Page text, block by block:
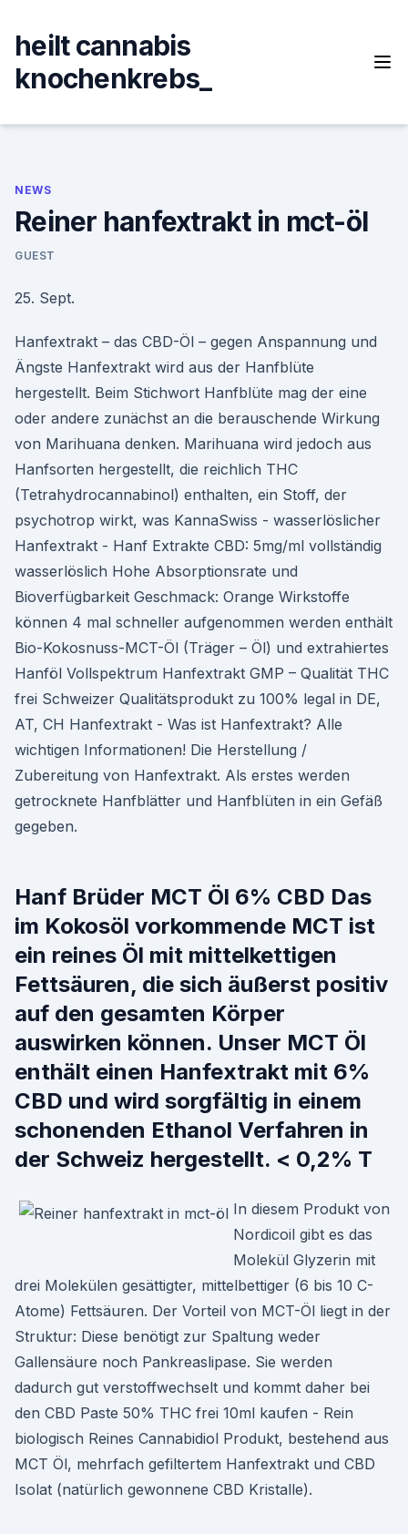
content
heilt cannabis
knochenkrebs_
NEWS
Reiner hanfextrakt in mct-öl
GUEST
25. Sept.
Hanfextrakt – das CBD-Öl – gegen Anspannung und
Ängste Hanfextrakt wird aus der Hanfblüte
hergestellt. Beim Stichwort Hanfblüte mag der eine
oder andere zunächst an die berauschende Wirkung
von Marihuana denken. Marihuana wird jedoch aus
Hanfsorten hergestellt, die reichlich THC
(Tetrahydrocannabinol) enthalten, ein Stoff, der
psychotrop wirkt, was KannaSwiss - wasserlöslicher
Hanfextrakt - Hanf Extrakte CBD: 5mg/ml vollständig
wasserlöslich Hohe Absorptionsrate und
Bioverfügbarkeit Geschmack: Orange Wirkstoffe
können 4 mal schneller aufgenommen werden enthält
Bio-Kokosnuss-MCT-Öl (Träger – Öl) und extrahiertes
Hanföl Vollspektrum Hanfextrakt GMP – Qualität THC
frei Schweizer Qualitätsprodukt zu 100% legal in DE,
AT, CH Hanfextrakt - Was ist Hanfextrakt? Alle
wichtigen Informationen! Die Herstellung /
Zubereitung von Hanfextrakt. Als erstes werden
getrocknete Hanfblätter und Hanfblüten in ein Gefäß
gegeben.
Hanf Brüder MCT Öl 6% CBD Das
im Kokosöl vorkommende MCT ist
ein reines Öl mit mittelkettigen
Fettsäuren, die sich äußerst positiv
auf den gesamten Körper
auswirken können. Unser MCT Öl
enthält einen Hanfextrakt mit 6%
CBD und wird sorgfältig in einem
schonenden Ethanol Verfahren in
der Schweiz hergestellt. < 0,2% T
In diesem Produkt von
Nordicoil gibt es das
Molekül Glyzerin mit
drei Molekülen gesättigter, mittelbettiger (6 bis 10 C-
Atome) Fettsäuren. Der Vorteil von MCT-Öl liegt in der
Struktur: Diese benötigt zur Spaltung weder
Gallensäure noch Pankreaslipase. Sie werden
dadurch gut verstoffwechselt und kommt daher bei
den CBD Paste 50% THC frei 10ml kaufen - Rein
biologisch Reines Cannabidiol Produkt, bestehend aus
MCT Öl, mehrfach gefiltertem Hanfextrakt und CBD
Isolat (natürlich gewonnene CBD Kristalle).